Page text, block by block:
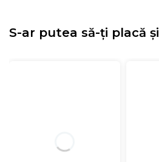
S-ar putea să-ți placă și